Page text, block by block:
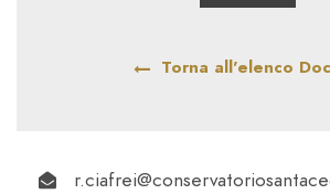
Torna all'elenco